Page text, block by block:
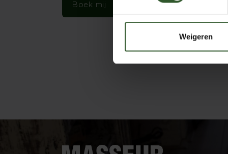
Weigeren
Boek mij